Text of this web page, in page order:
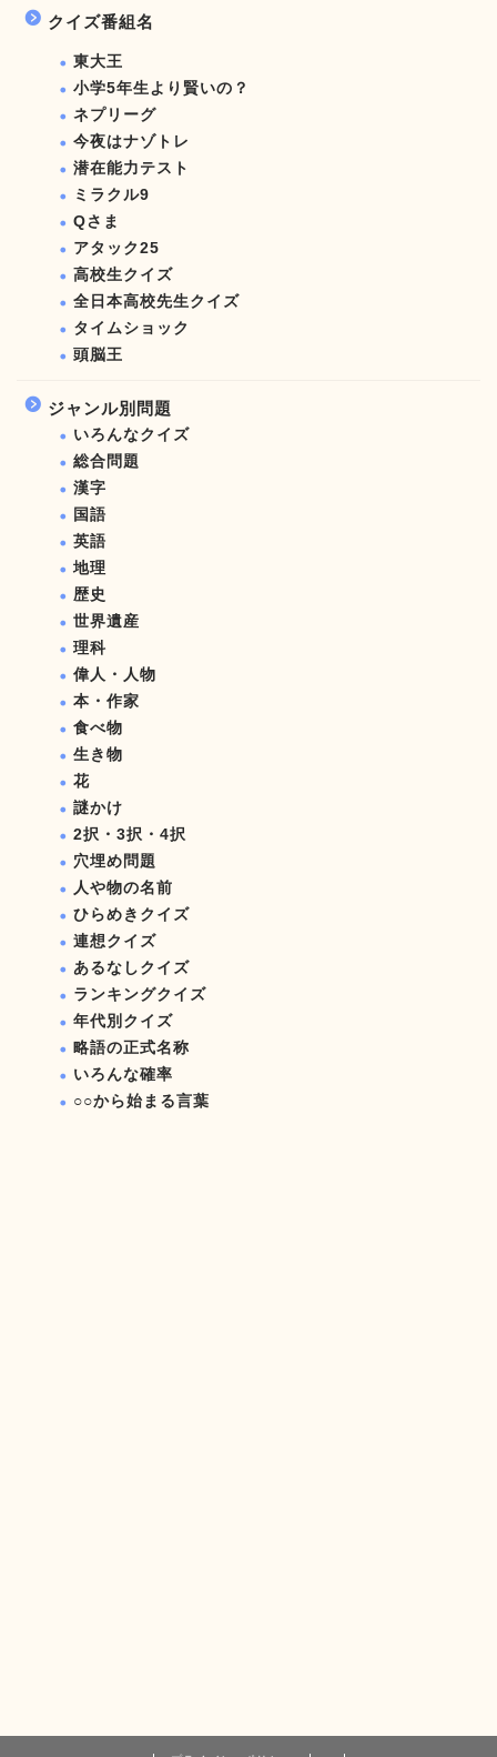
クイズ番組名
東大王
小学5年生より賢いの？
ネプリーグ
今夜はナゾトレ
潜在能力テスト
ミラクル9
Qさま
アタック25
高校生クイズ
全日本高校先生クイズ
タイムショック
頭脳王
ジャンル別問題
いろんなクイズ
総合問題
漢字
国語
英語
地理
歴史
世界遺産
理科
偉人・人物
本・作家
食べ物
生き物
花
謎かけ
2択・3択・4択
穴埋め問題
人や物の名前
ひらめきクイズ
連想クイズ
あるなしクイズ
ランキングクイズ
年代別クイズ
略語の正式名称
いろんな確率
○○から始まる言葉